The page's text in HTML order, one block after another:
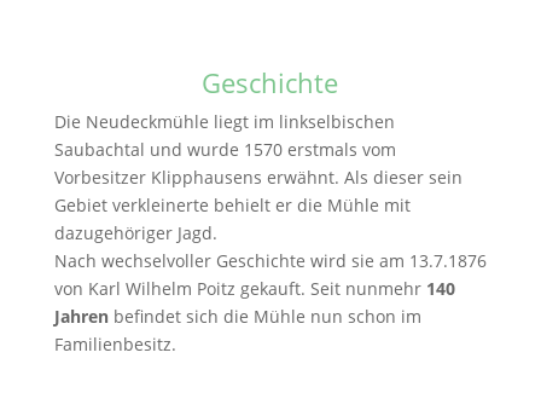
Geschichte
Die Neudeckmühle liegt im linkselbischen
Saubachtal und wurde 1570 erstmals vom
Vorbesitzer Klipphausens erwähnt. Als dieser sein
Gebiet verkleinerte behielt er die Mühle mit
dazugehöriger Jagd.
Nach wechselvoller Geschichte wird sie am 13.7.1876
von Karl Wilhelm Poitz gekauft. Seit nunmehr 140
Jahrenbefindet sich die Mühle nun schon im
Familienbesitz.